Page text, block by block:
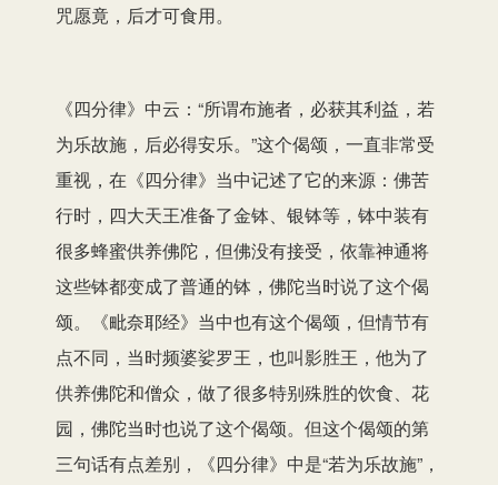
咒愿竟，后才可食用。
《四分律》中云：“所谓布施者，必获其利益，若
为乐故施，后必得安乐。”这个偈颂，一直非常受
重视，在《四分律》当中记述了它的来源：佛苦
行时，四大天王准备了金钵、银钵等，钵中装有
很多蜂蜜供养佛陀，但佛没有接受，依靠神通将
这些钵都变成了普通的钵，佛陀当时说了这个偈
颂。《毗奈耶经》当中也有这个偈颂，但情节有
点不同，当时频婆娑罗王，也叫影胜王，他为了
供养佛陀和僧众，做了很多特别殊胜的饮食、花
园，佛陀当时也说了这个偈颂。但这个偈颂的第
三句话有点差别，《四分律》中是“若为乐故施”，